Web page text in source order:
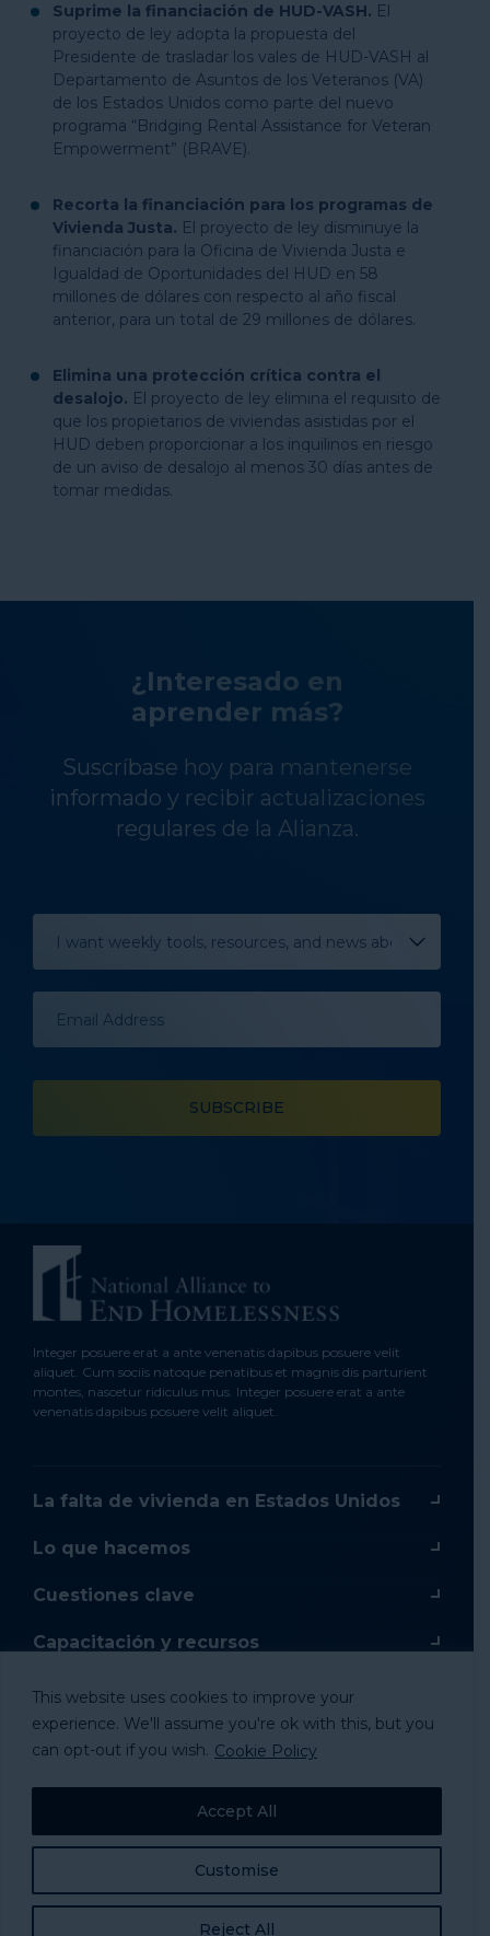
This website uses cookies to improve your
experience. We'll assume you're ok with this, but you
can opt-out if you wish. Cookie Policy
Customise
Reject All
Accept All
Suprime la financiación de HUD-VASH. El
proyecto de ley adopta la propuesta del
Presidente de trasladar los vales de HUD-VASH al
Departamento de Asuntos de los Veteranos (VA)
de los Estados Unidos como parte del nuevo
programa “Bridging Rental Assistance for Veteran
Empowerment” (BRAVE).
Recorta la financiación para los programas de
Vivienda Justa. El proyecto de ley disminuye la
financiación para la Oficina de Vivienda Justa e
Igualdad de Oportunidades del HUD en 58
millones de dólares con respecto al año fiscal
anterior, para un total de 29 millones de dólares.
Elimina una protección crítica contra el
desalojo. El proyecto de ley elimina el requisito de
que los propietarios de viviendas asistidas por el
HUD deben proporcionar a los inquilinos en riesgo
de un aviso de desalojo al menos 30 días antes de
tomar medidas.
¿Interesado en
aprender más?
Suscríbase hoy para mantenerse
informado y recibir actualizaciones
regulares de la Alianza.
Integer posuere erat a ante venenatis dapibus posuere velit
aliquet. Cum sociis natoque penatibus et magnis dis parturient
montes, nascetur ridiculus mus. Integer posuere erat a ante
venenatis dapibus posuere velit aliquet.
La falta de vivienda en Estados Unidos
Lo que hacemos
Cuestiones clave
Capacitación y recursos
Capacitación en línea
Donar
Mercancía
Tomar acción